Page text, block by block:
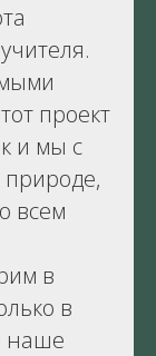
проект
и мы с
природе,
всем
в
в
наше